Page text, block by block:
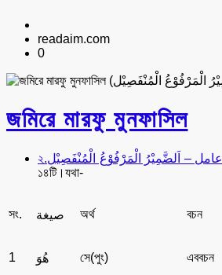
readaim.com
0
জমিরে মারফু মুনফাসিল
২.عامل – اَلضَّمِيْرُ الْمَرْفُوْعُ الْمُنْفَصِيْل
১৪টি।যথা-
সং. صيغة অর্থ বচন
1 هُوَ সে(পুং) এববচন